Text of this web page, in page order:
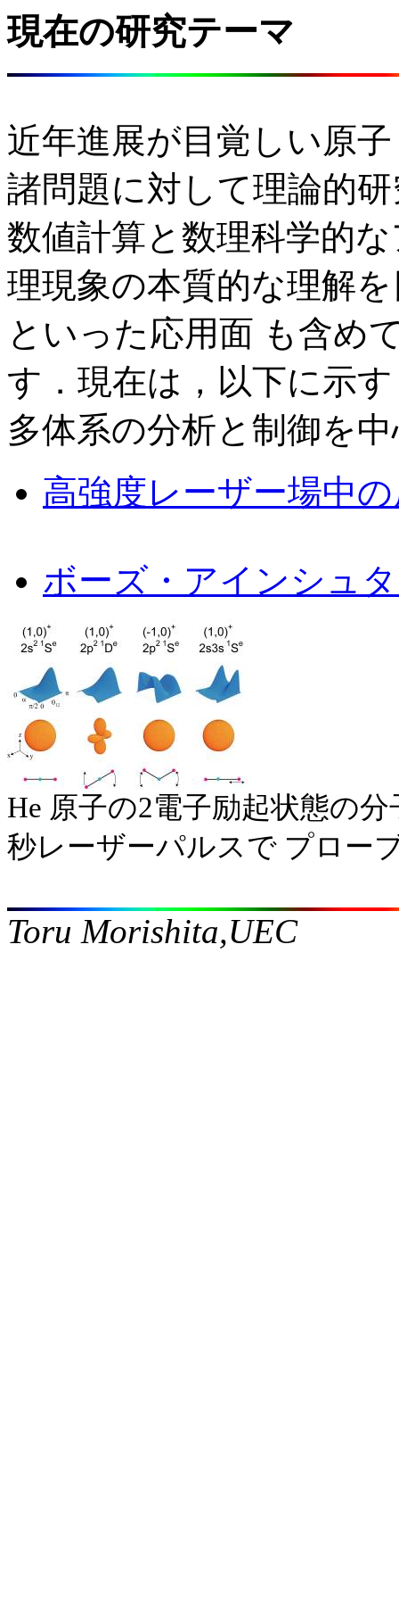
現在の研究テーマ
近年進展が目覚しい原
諸問題に対して理論的
数値計算と数理科学的
理現象の本質的な理解
といった応用面 も含め
す．現在は，以下に示
多体系の分析と制御を
高強度レーザー場中
ボーズ・アインシュ
He 原子の2電子励起状態の
秒レーザーパルスで プロー
Toru Morishita,UEC